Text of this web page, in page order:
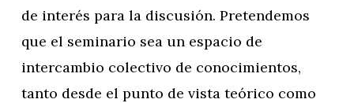
de interés para la discusión. Pretendemos
que el seminario sea un espacio de
intercambio colectivo de conocimientos,
tanto desde el punto de vista teórico como